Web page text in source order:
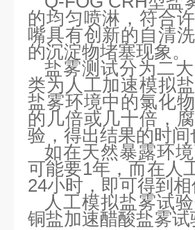
的均匀喷淋，符合
嘴具有创新的自清
的沉淀物堵塞现象。
盐雾测试分为二
类为人工加速模拟
盐雾环境中的氯化
的几倍或几十倍，
验，得出结果的时间
如在天然暴露环
可能要1年，而在人
24小时，即可得到相
人工模拟盐雾试
铜盐加速醋酸盐雾